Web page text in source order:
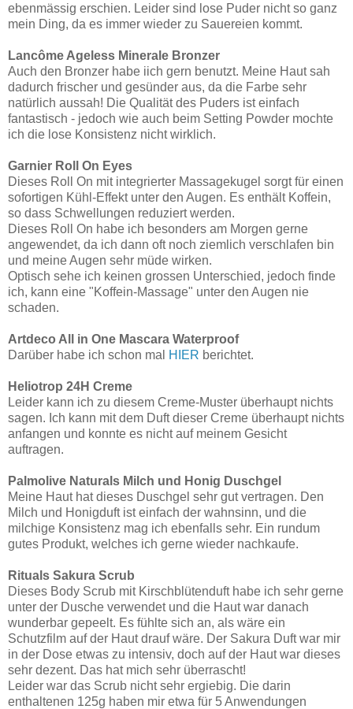
ebenmässig erschien. Leider sind lose Puder nicht so ganz
mein Ding, da es immer wieder zu Sauereien kommt.
Lancôme Ageless Minerale Bronzer
Auch den Bronzer habe iich gern benutzt. Meine Haut sah
dadurch frischer und gesünder aus, da die Farbe sehr
natürlich aussah! Die Qualität des Puders ist einfach
fantastisch - jedoch wie auch beim Setting Powder mochte
ich die lose Konsistenz nicht wirklich.
Garnier Roll On Eyes
Dieses Roll On mit integrierter Massagekugel sorgt für einen
sofortigen Kühl-Effekt unter den Augen. Es enthält Koffein,
so dass Schwellungen reduziert werden.
Dieses Roll On habe ich besonders am Morgen gerne
angewendet, da ich dann oft noch ziemlich verschlafen bin
und meine Augen sehr müde wirken.
Optisch sehe ich keinen grossen Unterschied, jedoch finde
ich, kann eine "Koffein-Massage" unter den Augen nie
schaden.
Artdeco All in One Mascara Waterproof
Darüber habe ich schon mal
HIER berichtet.
Heliotrop 24H Creme
Leider kann ich zu diesem Creme-Muster überhaupt nichts
sagen. Ich kann mit dem Duft dieser Creme überhaupt nichts
anfangen und konnte es nicht auf meinem Gesicht
auftragen.
Palmolive Naturals Milch und Honig Duschgel
Meine Haut hat dieses Duschgel sehr gut vertragen. Den
Milch und Honigduft ist einfach der wahnsinn, und die
milchige Konsistenz mag ich ebenfalls sehr. Ein rundum
gutes Produkt, welches ich gerne wieder nachkaufe.
Rituals Sakura Scrub
Dieses Body Scrub mit Kirschblütenduft habe ich sehr gerne
unter der Dusche verwendet und die Haut war danach
wunderbar gepeelt. Es fühlte sich an, als wäre ein
Schutzfilm auf der Haut drauf wäre. Der Sakura Duft war mir
in der Dose etwas zu intensiv, doch auf der Haut war dieses
sehr dezent. Das hat mich sehr überrascht!
Leider war das Scrub nicht sehr ergiebig. Die darin
enthaltenen 125g haben mir etwa für 5 Anwendungen